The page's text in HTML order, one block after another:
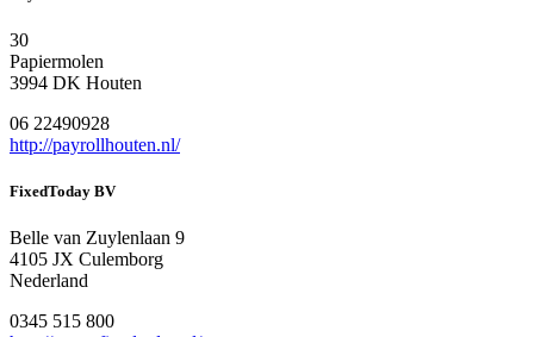
30
Papiermolen
3994 DK Houten
06 22490928
http://payrollhouten.nl/
FixedToday BV
Belle van Zuylenlaan 9
4105 JX Culemborg
Nederland
0345 515 800